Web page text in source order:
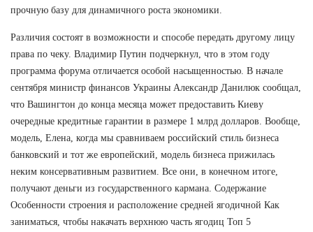
прочную базу для динамичного роста экономики.
Различия состоят в возможности и способе передать другому лицу
права по чеку. Владимир Путин подчеркнул, что в этом году
программа форума отличается особой насыщенностью. В начале
сентября министр финансов Украины Александр Данилюк сообщал,
что Вашингтон до конца месяца может предоставить Киеву
очередные кредитные гарантии в размере 1 млрд долларов. Вообще,
модель, Елена, когда мы сравниваем российский стиль бизнеса
банковский и тот же европейский, модель бизнеса прижилась
неким консервативным развитием. Все они, в конечном итоге,
получают деньги из государственного кармана. Содержание
Особенности строения и расположение средней ягодичной Как
заниматься, чтобы накачать верхнюю часть ягодиц Топ 5